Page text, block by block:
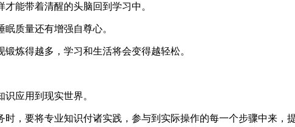
能带着清醒的头脑回到学习中。
质量还有增强自尊心。
炼得越多，学习和生活将会变得越轻松。
应用到现实世界。
，要将专业知识付诸实践，参与到实际操作的每一个步骤中来，